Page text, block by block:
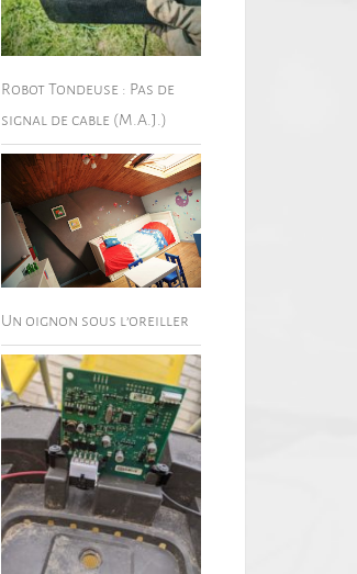
Robot Tondeuse : Pas de
signal de cable (M.A.J.)
Un oignon sous l’oreiller